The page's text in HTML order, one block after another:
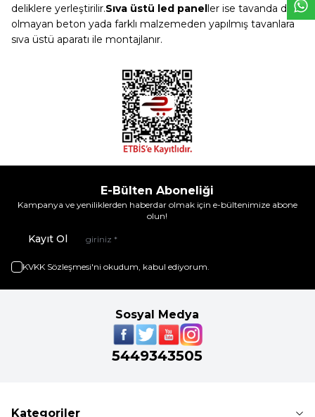
deliklere yerleştirilir.Sıva üstü led paneller ise tavanda delik
olmayan beton yada farklı malzemeden yapılmış tavanlara
sıva üstü aparatı ile montajlanır.
E-Bülten Aboneliği
Kampanya ve yeniliklerden haberdar olmak için e-bültenimize abone
olun!
Kayıt Ol
KVKK Sözleşmesi'ni okudum, kabul ediyorum.
Sosyal Medya
5449343505
Kategoriler